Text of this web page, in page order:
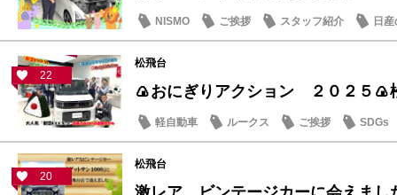
NISMO ご挨拶 スタッフ紹介 日
22
松飛台
🍙おにぎりアクション ２０２５🍙
軽自動車 ルークス ご挨拶 SDGs
20
松飛台